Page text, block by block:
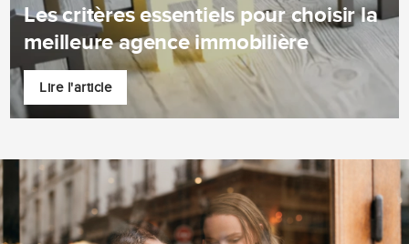
Les critères essentiels pour choisir la
meilleure agence immobilière
Lire l'article